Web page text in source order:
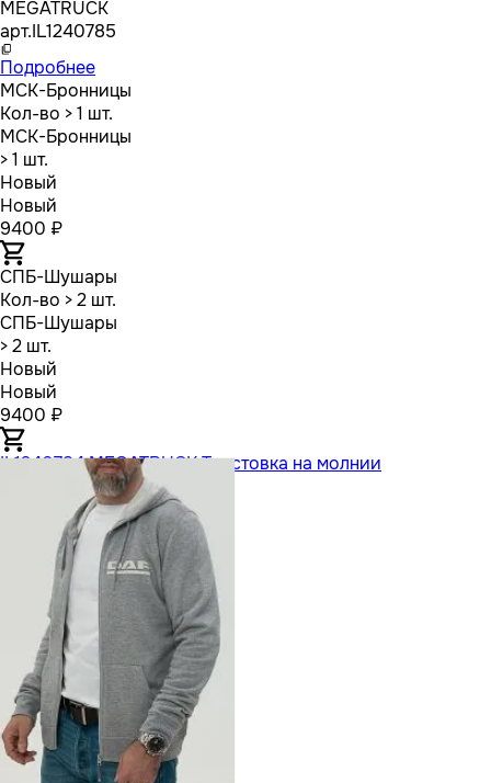
MEGATRUCK
арт.IL1240785
Подробнее
МСК-Бронницы
Кол-во > 1 шт.
МСК-Бронницы
> 1 шт.
Новый
Новый
9400 ₽
СПБ-Шушары
Кол-во > 2 шт.
СПБ-Шушары
> 2 шт.
Новый
Новый
9400 ₽
IL1240784 MEGATRUCK Толстовка на молнии